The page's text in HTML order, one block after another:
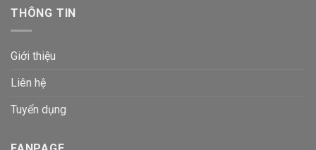
THÔNG TIN
Giới thiệu
Liên hệ
Tuyển dụng